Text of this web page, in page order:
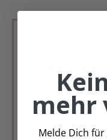
Deko
Immer
Trag Dich
mehr
Melde Dich